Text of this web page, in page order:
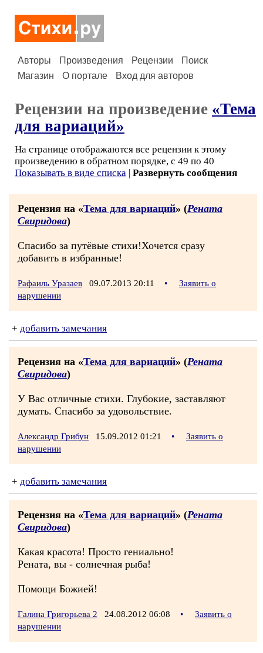
Авторы Произведения Рецензии
Поиск
Магазин
О портале Вход для авторов
Рецензии на произведение «Тема
для вариаций»
На странице отображаются все рецензии к этому
произведению в обратном порядке, с 49 по 40
Показывать в виде списка | Развернуть сообщения
Рецензия на «Тема для вариаций» (Рената
Свиридова)
Спасибо за путёвые стихи!Хочется сразу
добавить в избранные!
Рафаиль Уразаев 09.07.2013 20:11 •
Заявить о
нарушении
+ добавить замечания
Рецензия на «Тема для вариаций» (Рената
Свиридова)
У Вас отличные стихи. Глубокие, заставляют
думать. Спасибо за удовольствие.
Александр Грибун 15.09.2012 01:21 •
Заявить о
нарушении
+ добавить замечания
Рецензия на «Тема для вариаций» (Рената
Свиридова)
Какая красота! Просто гениально!
Рената, вы - солнечная рыба!
Помощи Божией!
Галина Григорьева 2 24.08.2012 06:08 •
Заявить о
нарушении